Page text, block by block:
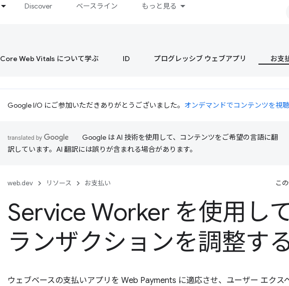
Discover ベースライン もっと見る
Core Web Vitals について学ぶ ID プログレッシブ ウェブアプリ お支
Google I/O にご参加いただきありがとうございました。 オンデマンドでコンテンツを視
Google は AI 技術を使用して、コンテンツをご希望の言語に翻
訳しています。AI 翻訳には誤りが含まれる場合があります。
web.dev リソース お支払い こ
Service Worker を使用し
ランザクションを調整す
ウェブベースの支払いアプリを Web Payments に適応させ、ユーザー エクス